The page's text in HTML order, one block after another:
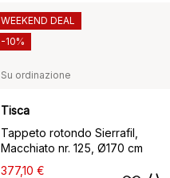
Su ordinazione
Tisca
Tappeto rotondo Sierrafil,
Macchiato nr. 125, Ø170 cm
377,10 €
WEEKEND DEAL
-10%